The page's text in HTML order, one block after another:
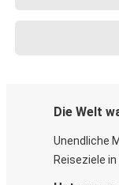
Die Welt
Unendliche
Reiseziele